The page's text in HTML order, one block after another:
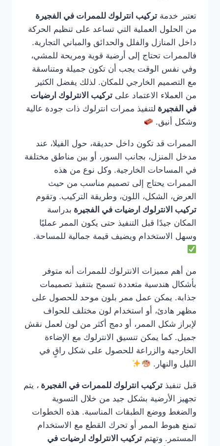
تعتبر خدمة تركيب انترلوك للممرات في الفجيرة
من الحلول العملية التي تساعد على تنظيم الحركة
داخل المنازل والفلل والحدائق والمباني التجارية.
فالممرات تحتاج إلى أرضية قوية ومريحة للمشي،
وفي نفس الوقت يجب أن تكون جميلة ومتناسقة
مع التصميم الخارجي للمكان. لذلك يفضل الكثير
من العملاء الاعتماد على تركيب الانترلوك ارضيات
في الفجيرة لتنفيذ ممرات انترلوك ذات جودة عالية
وشكل أنيق.
الممرات قد تكون داخل حديقة، حول الفيلا، عند
مدخل المنزل، بجانب السور، أو بين مناطق مختلفة
في المساحات الخارجية. وكل نوع من هذه
الممرات يحتاج إلى تصميم مناسب من حيث
العرض، الشكل، اللون، وطريقة التركيب. وتقوم
تركيب الانترلوك ارضيات في الفجيرة بدراسة
المكان جيدًا قبل التنفيذ حتى يكون الممر عمليًا
وسهل الاستخدام ويضيف قيمة جمالية للمساحة.
من أهم مميزات الانترلوك للممرات أنه متوفر
بأشكال هندسية متعددة تسمح بتنفيذ تصميمات
جذابة. يمكن عمل ممر بلون موحد للحصول على
مظهر هادئ، أو استخدام لون مختلف للحواف
لإبراز شكل الممر، أو دمج أكثر من لون لعمل نقش
جميل. كما يمكن تنسيق الانترلوك مع الإضاءة
الخارجية والزراعة للحصول على شكل راقٍ في
الليل والنهار.
قبل تنفيذ تركيب انترلوك للممرات في الفجيرة ، يتم
تجهيز الأرضية بشكل جيد من خلال التسوية
والضغط ووضع الطبقات المناسبة. هذه الخطوات
تمنع هبوط الممر أو تحرك القطع مع الاستخدام
المستمر. وتهتم تركيب الانترلوك ارضيات في